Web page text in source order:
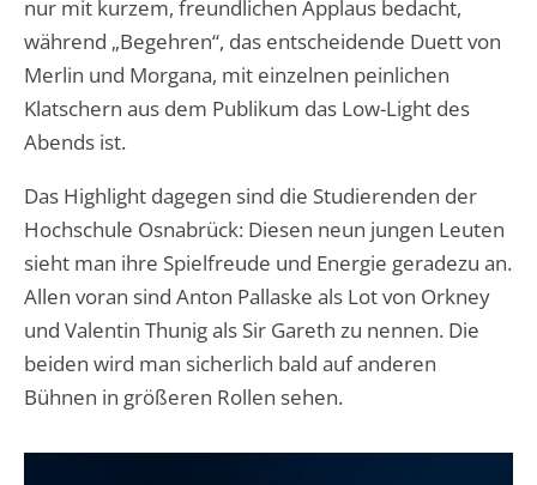
nur mit kurzem, freundlichen Applaus bedacht,
während „Begehren“, das entscheidende Duett von
Merlin und Morgana, mit einzelnen peinlichen
Klatschern aus dem Publikum das Low-Light des
Abends ist.
Das Highlight dagegen sind die Studierenden der
Hochschule Osnabrück: Diesen neun jungen Leuten
sieht man ihre Spielfreude und Energie geradezu an.
Allen voran sind Anton Pallaske als Lot von Orkney
und Valentin Thunig als Sir Gareth zu nennen. Die
beiden wird man sicherlich bald auf anderen
Bühnen in größeren Rollen sehen.